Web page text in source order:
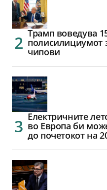
Трамп воведува
полисилициумот
чипови
Електричните
во Европа би
до почетокот на